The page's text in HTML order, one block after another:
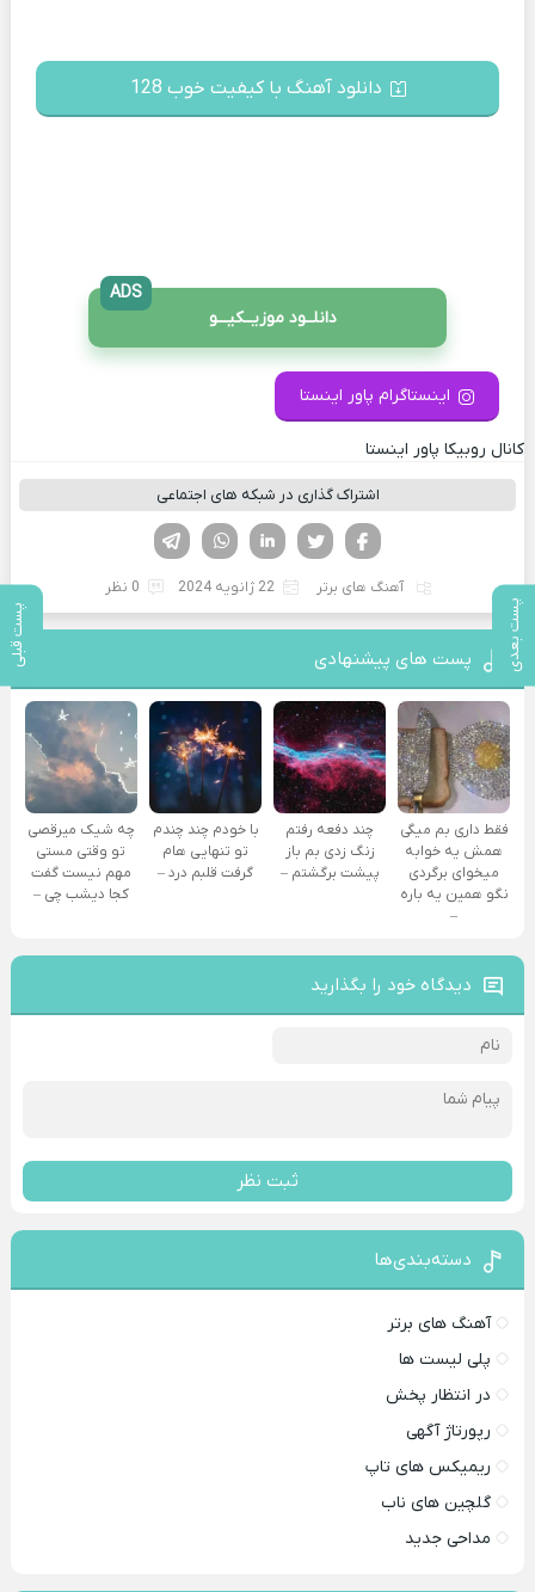
پست بعدی پست قبلی
دانلود آهنگ با کیفیت خوب 128
دانلــود موزیــکیـــو
ADS
اینستاگرام پاور اینستا
کانال روبیکا پاور اینستا
اشتراک گذاری در شبکه های اجتماعی
لینکدین تویتر
فیسوک
آهنگ های برتر 22 ژانویه 2024 0 نظر
پست های پیشنهادی
فقط داری بم میگی
همش یه خوابه
میخوای برگردی
نگو همین یه باره
–
چند دفعه رفتم
زنگ زدی بم باز
پیشت برگشتم –
با خودم چند چندم
تو تنهایی هام
گرفت قلبم درد –
چه شیک میرقصی
تو وقتی مستی
مهم نیست گفت
کجا دیشب چی –
دیدگاه خود را بگذارید
ثبت نظر
دسته‌بندی‌ها
آهنگ های برتر
پلی لیست ها
در انتظار پخش
رپورتاژ آگهی
ریمیکس های تاپ
گلچین های ناب
مداحی جدید